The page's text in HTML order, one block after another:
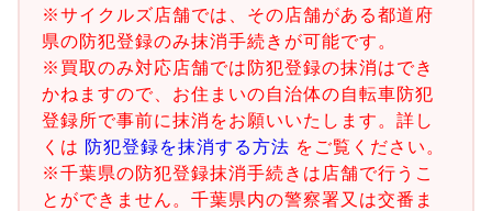
※サイクルズ店舗では、その店舗がある都道府
県の防犯登録のみ抹消手続きが可能です。
※買取のみ対応店舗では防犯登録の抹消はでき
かねますので、お住まいの自治体の自転車防犯
登録所で事前に抹消をお願いいたします。詳し
くは 防犯登録を抹消する方法 をご覧ください。
※千葉県の防犯登録抹消手続きは店舗で行うこ
とができません。千葉県内の警察署又は交番ま